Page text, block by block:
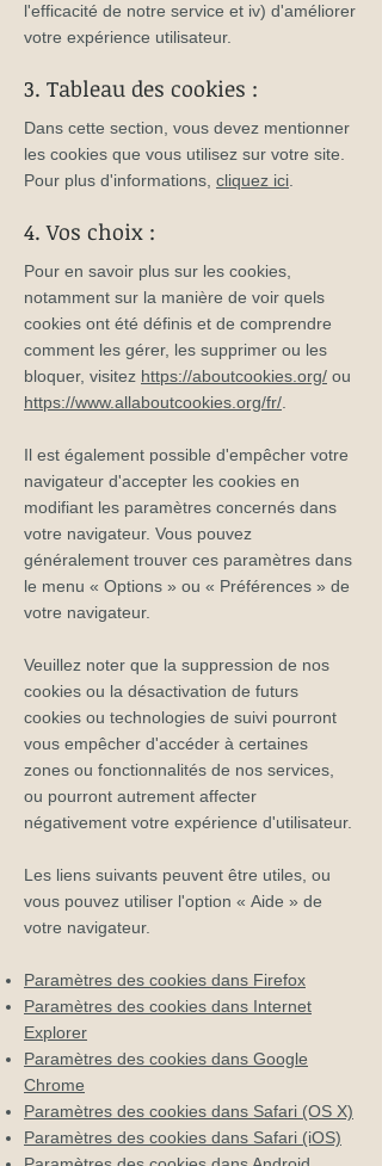
l'efficacité de notre service et iv) d'améliorer
votre expérience utilisateur.
3. Tableau des cookies :
Dans cette section, vous devez mentionner
les cookies que vous utilisez sur votre site.
Pour plus d'informations, cliquez ici
4. Vos choix :
Pour en savoir plus sur les cookies,
notamment sur la manière de voir quels
cookies ont été définis et de comprendre
comment les gérer, les supprimer ou les
bloquer, visitez https://aboutcookies.org/ ou
https://www.allaboutcookies.org/fr/
Il est également possible d'empêcher votre
navigateur d'accepter les cookies en
modifiant les paramètres concernés dans
votre navigateur. Vous pouvez
généralement trouver ces paramètres dans
le menu « Options » ou « Préférences » de
votre navigateur.
Veuillez noter que la suppression de nos
cookies ou la désactivation de futurs
cookies ou technologies de suivi pourront
vous empêcher d'accéder à certaines
zones ou fonctionnalités de nos services,
ou pourront autrement affecter
négativement votre expérience d'utilisateur.
Les liens suivants peuvent être utiles, ou
vous pouvez utiliser l'option « Aide » de
votre navigateur.
Paramètres des cookies dans Firefox
Paramètres des cookies dans Internet
Explorer
Paramètres des cookies dans Google
Chrome
Paramètres des cookies dans Safari (OS X)
Paramètres des cookies dans Safari (iOS)